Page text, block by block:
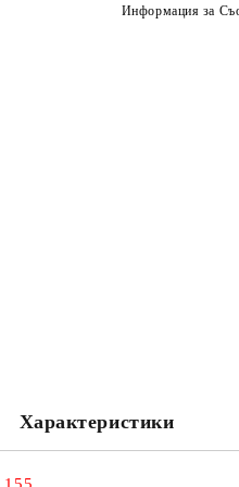
Информация за
Характеристики